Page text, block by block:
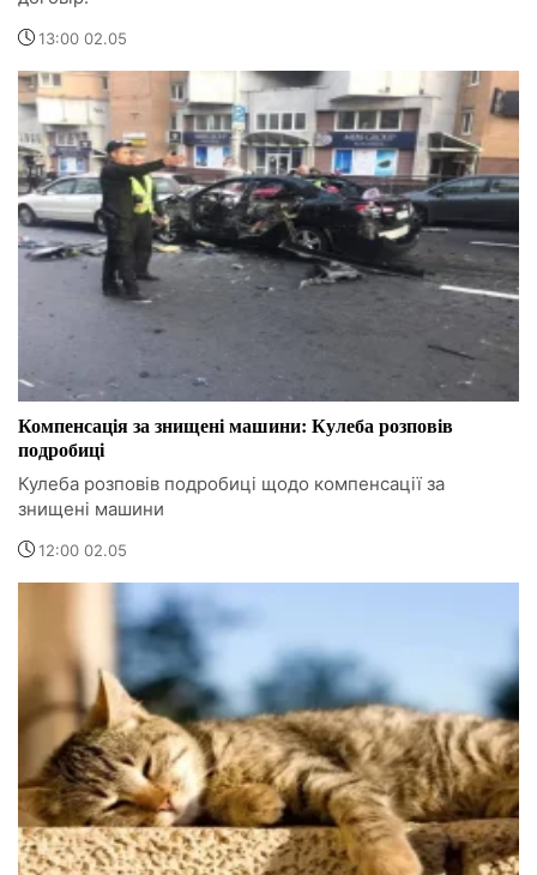
13:00 02.05
Компенсація за знищені машини: Кулеба розповів
подробиці
Кулеба розповів подробиці щодо компенсації за
знищені машини
12:00 02.05